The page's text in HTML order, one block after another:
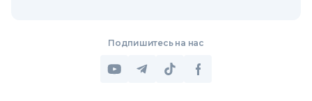
Подпишитесь на нас